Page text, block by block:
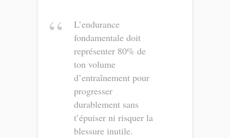
L’endurance
fondamentale doit
représenter 80% de
ton volume
d’entraînement pour
progresser
durablement sans
t’épuiser ni risquer la
blessure inutile.